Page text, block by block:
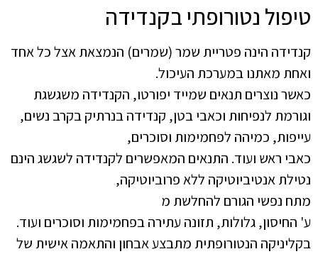
טיפול נטורופתי בקנדידה
קנדידה הינה פטריית שמר (שמרים) הנמצאת אצל כל אחד
ואחת מאתנו במערכת העיכול.
כאשר נוצרים תנאים שמייד יפורטו, הקנדידה משגשגת
וגורמת לנפיחות וכאבי בטן, קנדידה בנרתיק בקרב נשים,
עייפות, כמיהה לפחמימות וסוכרים,
כאבי ראש ועוד. התנאים המאפשרים לקנדידה לשגשג הינם
נטילת אנטיביוטיקה ללא פרוביוטיקה,
מתח נפשי הגורם להחלשת מ
ע' החיסון, גלולות, תזונה עתירה בפחמימות וסוכרים ועוד.
בקליניקה הנטורופתית מתבצע אבחון והתאמה אישית של